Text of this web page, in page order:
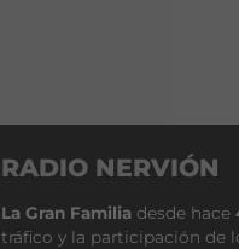
RADIO NERVIÓN
La Gran Familia desde hace
tráfico y la participación de